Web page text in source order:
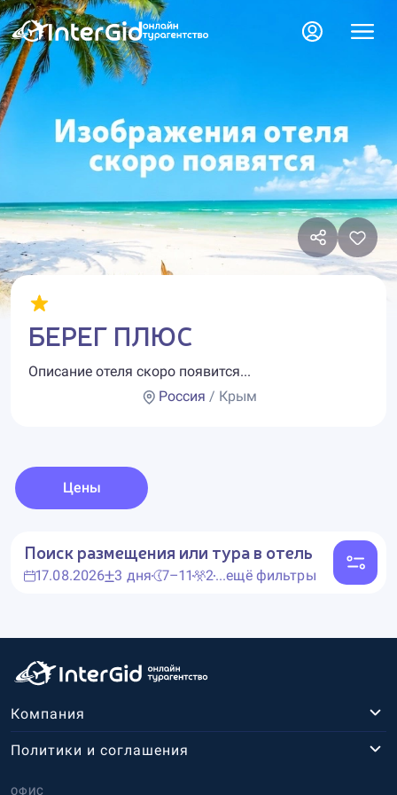
БЕРЕГ ПЛЮС
Описание отеля скоро появится...
Россия / Крым
Цены
Поиск размещения или тура в отель
17.08.2026 3 дня 7–11 2...ещё фильтры
Компания
ОФИС
Политики и соглашения